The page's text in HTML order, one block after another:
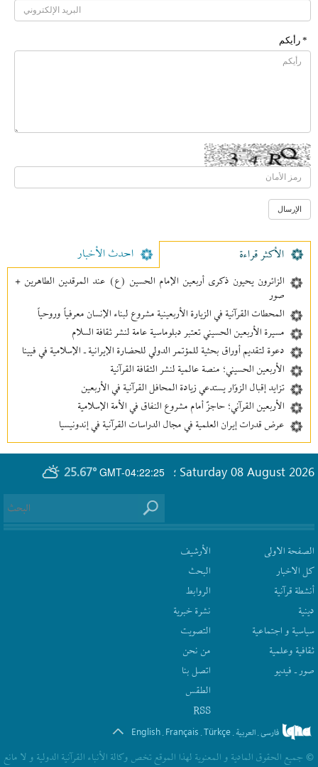
* رأیکم
الأکثر قراءة احدث الأخبار
الزائرون يحيون ذكرى أربعين الإمام الحسين (ع) عند المرقدين الطاهرين +
صور
المحطات القرآنية في الزيارة الأربعينية مشروع لبناء الإنسان معرفیاً وروحياً
مسيرة الأربعين الحسيني تعتبر دبلوماسية عامة لنشر ثقافة السلام
دعوة لتقديم أوراق بحثية للمؤتمر الدولي للحضارة الإيرانية ـ الإسلامية في فيينا
الأربعين الحسيني؛ منصة عالمية لنشر الثقافة القرآنية
تزايد إقبال الزوّار يستدعي زيادة المحافل القرآنية في الأربعين
الأربعين القرآني؛ حاجزٌ أمام مشروع النفاق في الأمة الإسلامية
عرض قدرات إيران العلمية في مجال الدراسات القرآنية في إندونيسيا
GMT-04:22:25
25.67° Saturday 08 August 2026 ؛
الصفحة الاولى
كل الاخبار
أنشطة قرآنیة
دينية
سیاسیة و اجتماعیة
ثقافیة وعلمیة
صور ـ فيديو
الأرشیف
البحث
الروابط
نشرة‌ خبریة
التصويت
من نحن
اتصل بنا
الطقس
RSS
فارسی العربیة Türkçe
Français
English
© جمیع الحقوق المادیة و المعنویة لهذا الموقع تخص وکالة الأنباء القرآنیة الدولیة و لا مانع